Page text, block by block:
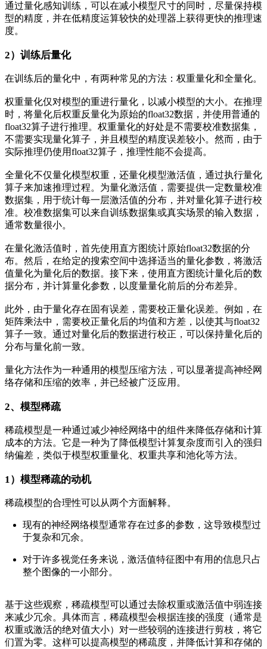
通过量化感知训练，可以在减小模型尺寸的同时，尽量保持模
型的精度，并在低精度运算较快的处理器上获得更快的推理速
度。
2）训练后量化
在训练后的量化中，有两种常见的方法：权重量化和全量化。
权重量化仅对模型的重进行量化，以减小模型的大小。在推理
时，将量化后权重反量化为原始的float32数据，并使用普通的
float32算子进行推理。权重量化的好处是不需要校准数据集，
不需要实现量化算子，并且模型的精度误差较小。然而，由于
实际推理仍使用float32算子，推理性能不会提高。
全量化不仅量化模型权重，还量化模型激活值，通过执行量化
算子来加速推理过程。为量化激活值，需要提供一定数量校准
数据集，用于统计每一层激活值的分布，并对量化算子进行校
准。校准数据集可以来自训练数据集或真实场景的输入数据，
通常数量很小。
在量化激活值时，首先使用直方图统计原始float32数据的分
布。然后，在给定的搜索空间中选择适当的量化参数，将激活
值量化为量化后的数据。接下来，使用直方图统计量化后的数
据分布，并计算量化参数，以度量量化前后的分布差异。
此外，由于量化存在固有误差，需要校正量化误差。例如，在
矩阵乘法中，需要校正量化后的均值和方差，以使其与float32
算子一致。通过对量化后的数据进行校正，可以保持量化后的
分布与量化前一致。
量化方法作为一种通用的模型压缩方法，可以显著提高神经网
络存储和压缩的效率，并已经被广泛应用。
2、模型稀疏
稀疏模型是一种通过减少神经网络中的组件来降低存储和计算
成本的方法。它是一种为了降低模型计算复杂度而引入的强归
纳偏差，类似于模型权重量化、权重共享和池化等方法。
1）模型稀疏的动机
稀疏模型的合理性可以从两个方面解释。
现有的神经网络模型通常存在过多的参数，这导致模型过
于复杂和冗余。
对于许多视觉任务来说，激活值特征图中有用的信息只占
整个图像的一小部分。
基于这些观察，稀疏模型可以通过去除权重或激活值中弱连接
来减少冗余。具体而言，稀疏模型会根据连接的强度（通常是
权重或激活的绝对值大小）对一些较弱的连接进行剪枝，将它
们置为零。这样可以提高模型的稀疏度，并降低计算和存储的